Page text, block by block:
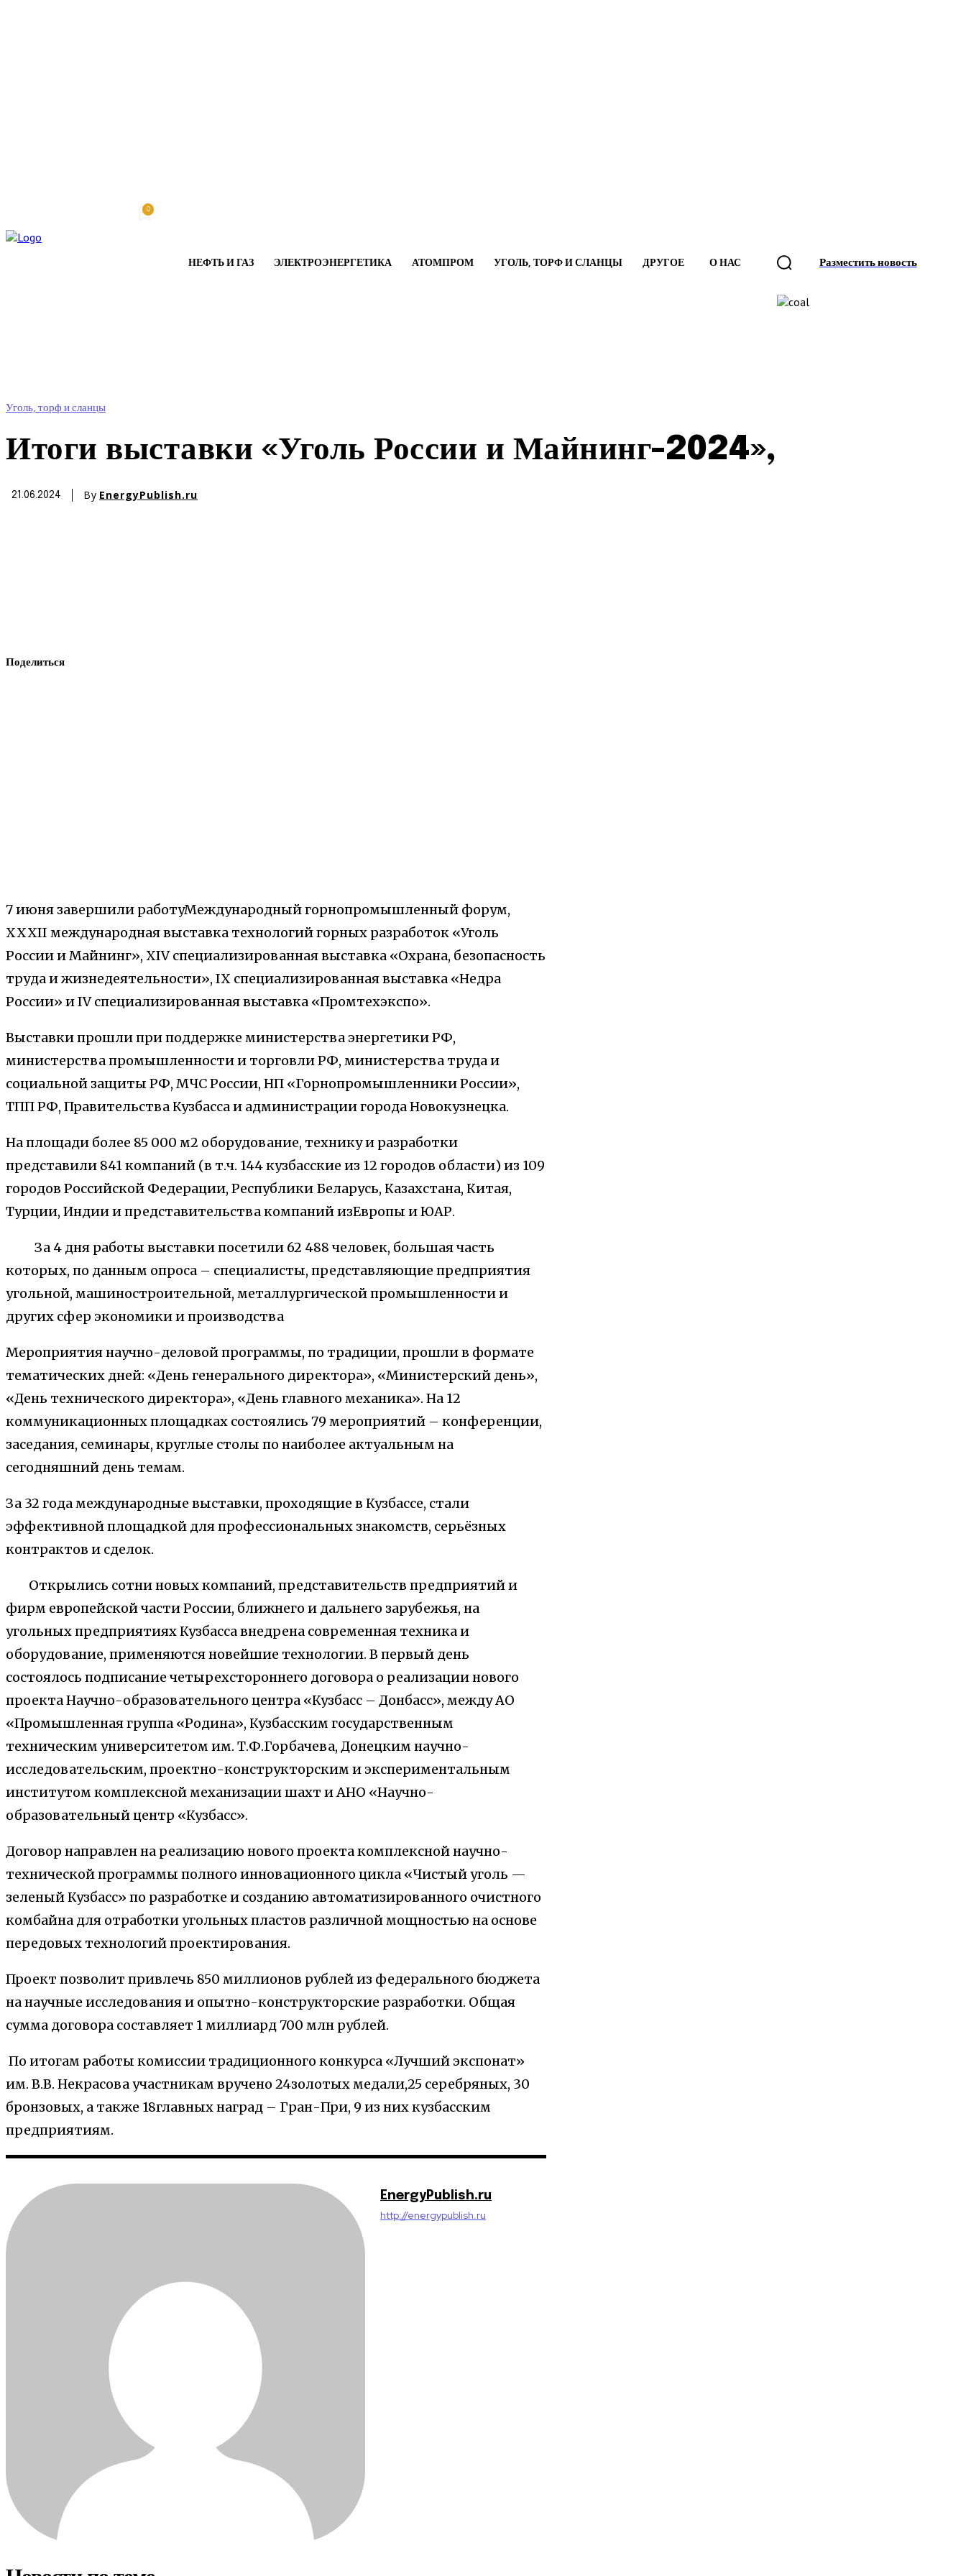
0
НЕФТЬ И ГАЗ ЭЛЕКТРОЭНЕРГЕТИКА АТОМПРОМ УГОЛЬ, ТОРФ И СЛАНЦЫ ДРУГОЕ О НАС Разместить новость
Уголь, торф и сланцы
Итоги выставки «Уголь России и Майнинг-2024»,
21.06.2024 By EnergyPublish.ru
Поделиться
7 июня завершили работуМеждународный горнопромышленный форум,
XXXII международная выставка технологий горных разработок «Уголь
России и Майнинг», XIV специализированная выставка «Охрана, безопасность
труда и жизнедеятельности», IX специализированная выставка «Недра
России» и IV специализированная выставка «Промтехэкспо».
Выставки прошли при поддержке министерства энергетики РФ,
министерства промышленности и торговли РФ, министерства труда и
социальной защиты РФ, МЧС России, НП «Горнопромышленники России»,
ТПП РФ, Правительства Кузбасса и администрации города Новокузнецка.
На площади более 85 000 м2 оборудование, технику и разработки
представили 841 компаний (в т.ч. 144 кузбасские из 12 городов области) из 109
городов Российской Федерации, Республики Беларусь, Казахстана, Китая,
Турции, Индии и представительства компаний изЕвропы и ЮАР.
За 4 дня работы выставки посетили 62 488 человек, большая часть
которых, по данным опроса – специалисты, представляющие предприятия
угольной, машиностроительной, металлургической промышленности и
других сфер экономики и производства
Мероприятия научно-деловой программы, по традиции, прошли в формате
тематических дней: «День генерального директора», «Министерский день»,
«День технического директора», «День главного механика». На 12
коммуникационных площадках состоялись 79 мероприятий – конференции,
заседания, семинары, круглые столы по наиболее актуальным на
сегодняшний день темам.
За 32 года международные выставки, проходящие в Кузбассе, стали
эффективной площадкой для профессиональных знакомств, серьёзных
контрактов и сделок.
Открылись сотни новых компаний, представительств предприятий и
фирм европейской части России, ближнего и дальнего зарубежья, на
угольных предприятиях Кузбасса внедрена современная техника и
оборудование, применяются новейшие технологии. В первый день
состоялось подписание четырехстороннего договора о реализации нового
проекта Научно-образовательного центра «Кузбасс – Донбасс», между АО
«Промышленная группа «Родина», Кузбасским государственным
техническим университетом им. Т.Ф.Горбачева, Донецким научно-
исследовательским, проектно-конструкторским и экспериментальным
институтом комплексной механизации шахт и АНО «Научно-
образовательный центр «Кузбасс».
Договор направлен на реализацию нового проекта комплексной научно-
технической программы полного инновационного цикла «Чистый уголь —
зеленый Кузбасс» по разработке и созданию автоматизированного очистного
комбайна для отработки угольных пластов различной мощностью на основе
передовых технологий проектирования.
Проект позволит привлечь 850 миллионов рублей из федерального бюджета
на научные исследования и опытно-конструкторские разработки. Общая
сумма договора составляет 1 миллиард 700 млн рублей.
По итогам работы комиссии традиционного конкурса «Лучший экспонат»
им. В.В. Некрасова участникам вручено 24золотых медали,25 серебряных, 30
бронзовых, а также 18главных наград – Гран-При, 9 из них кузбасским
предприятиям.
EnergyPublish.ru
http://energypublish.ru